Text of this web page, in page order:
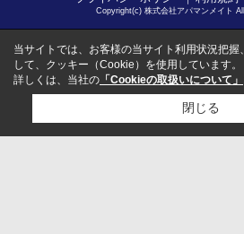
Copyright(c) 株式会社アパマンメイト
当サイトでは、お客様の当サイト利用状況把握
して、クッキー（Cookie）を使用しています。
詳しくは、当社の 「Cookieの取扱いについて」
閉じる